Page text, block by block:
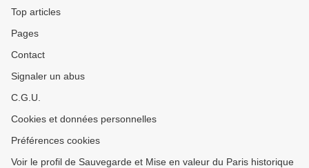
Top articles
Pages
Contact
Signaler un abus
C.G.U.
Cookies et données personnelles
Préférences cookies
Voir le profil de Sauvegarde et Mise en valeur du Paris historique